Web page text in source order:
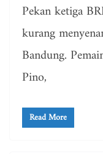
Pekan ketiga
kurang
Bandung.
Pino,
Read More